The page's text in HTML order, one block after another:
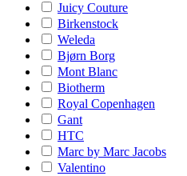
Juicy Couture
Birkenstock
Weleda
Bjørn Borg
Mont Blanc
Biotherm
Royal Copenhagen
Gant
HTC
Marc by Marc Jacobs
Valentino